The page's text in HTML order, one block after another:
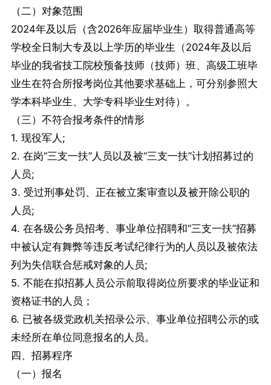
（二）对象范围
2024年及以后（含2026年应届毕业生）取得普通高等
学校全日制大专及以上学历的毕业生（2024年及以后
毕业的我省技工院校预备技师（技师）班、高级工班毕
业生在符合所报考岗位其他要求基础上，可分别参照大
学本科毕业生、大学专科毕业生对待）。
（三）不符合报考条件的情形
1. 现役军人;
2. 在岗“三支一扶”人员以及被“三支一扶”计划招募过的
人员;
3. 受过刑事处罚、正在被立案审查以及被开除公职的
人员;
4. 在各级公务员招考、事业单位招聘和“三支一扶”招募
中被认定有舞弊等违反考试纪律行为的人员以及被依法
列为失信联合惩戒对象的人员;
5. 不能在拟招募人员公示前取得岗位所要求的毕业证和
资格证书的人员；
6. 已被各级党政机关招录公示、事业单位招聘公示的或
未经所在单位同意报名的人员。
四、招募程序
（一）报名